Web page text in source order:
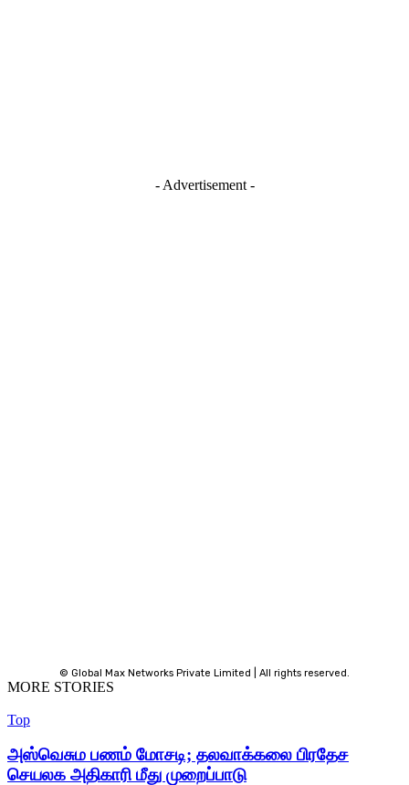
- Advertisement -
© Global Max Networks Private Limited | All rights reserved.
MORE STORIES
Top
அஸ்வெசும பணம் மோசடி; தலவாக்கலை பிரதேச
செயலக அதிகாரி மீது முறைப்பாடு